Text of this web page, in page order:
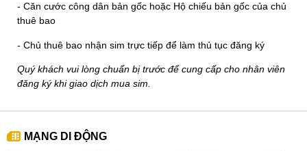
- Căn cước công dân bản gốc hoặc Hộ chiếu bản gốc của chủ
thuê bao
- Chủ thuê bao nhận sim trực tiếp để làm thủ tục đăng ký
Quý khách vui lòng chuẩn bị trước để cung cấp cho nhân viên
đăng ký khi giao dịch mua sim.
MẠNG DI ĐỘNG